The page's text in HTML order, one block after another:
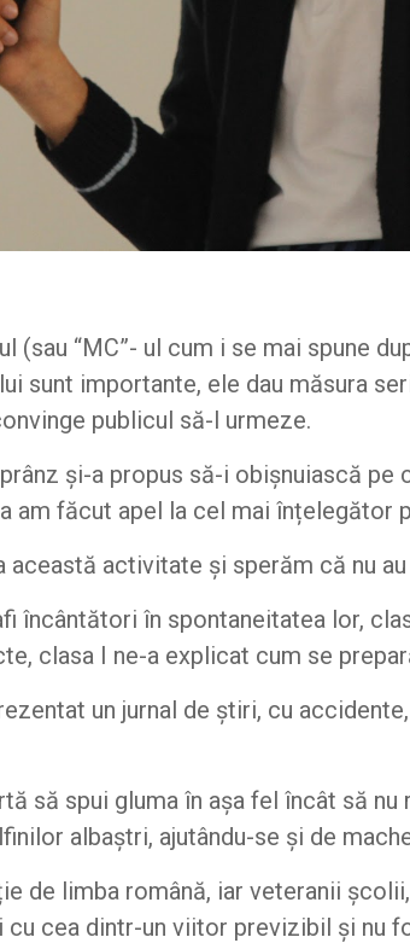
(sau “MC”- ul cum i se mai spune
sunt importante, ele dau măsura
publicul să-l urmeze.
și-a propus să-i obișnuiască
am făcut apel la cel mai înțelegător
această activitate și sperăm că nu
încântători în spontaneitatea lor,
clasa I ne-a explicat cum se
un jurnal de știri, cu
să spui gluma în așa fel încât să
albaștri, ajutându-se și de
de limba română, iar veteranii
cu cea dintr-un viitor previzibil și nu